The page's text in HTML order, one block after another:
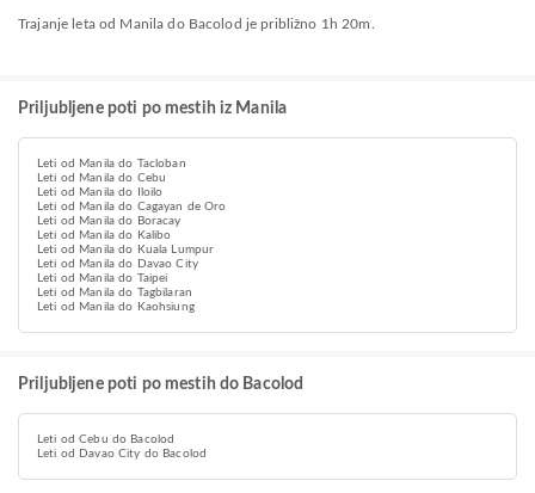
Trajanje leta od Manila do Bacolod je približno 1h 20m.
Priljubljene poti po mestih iz Manila
Leti od Manila do Tacloban
Leti od Manila do Cebu
Leti od Manila do Iloilo
Leti od Manila do Cagayan de Oro
Leti od Manila do Boracay
Leti od Manila do Kalibo
Leti od Manila do Kuala Lumpur
Leti od Manila do Davao City
Leti od Manila do Taipei
Leti od Manila do Tagbilaran
Leti od Manila do Kaohsiung
Priljubljene poti po mestih do Bacolod
Leti od Cebu do Bacolod
Leti od Davao City do Bacolod